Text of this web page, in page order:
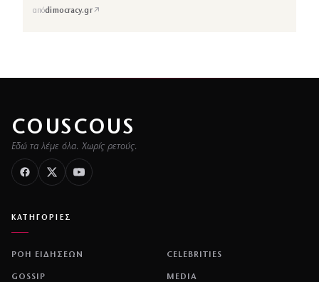
απόdimocracy.gr↗
COUSCOUS
Εδώ τα λέμε όλα. Χωρίς ρετούς.
ΚΑΤΗΓΟΡΙΕΣ
ΡΟΗ ΕΙΔΗΣΕΩΝ CELEBRITIES
GOSSIP MEDIA